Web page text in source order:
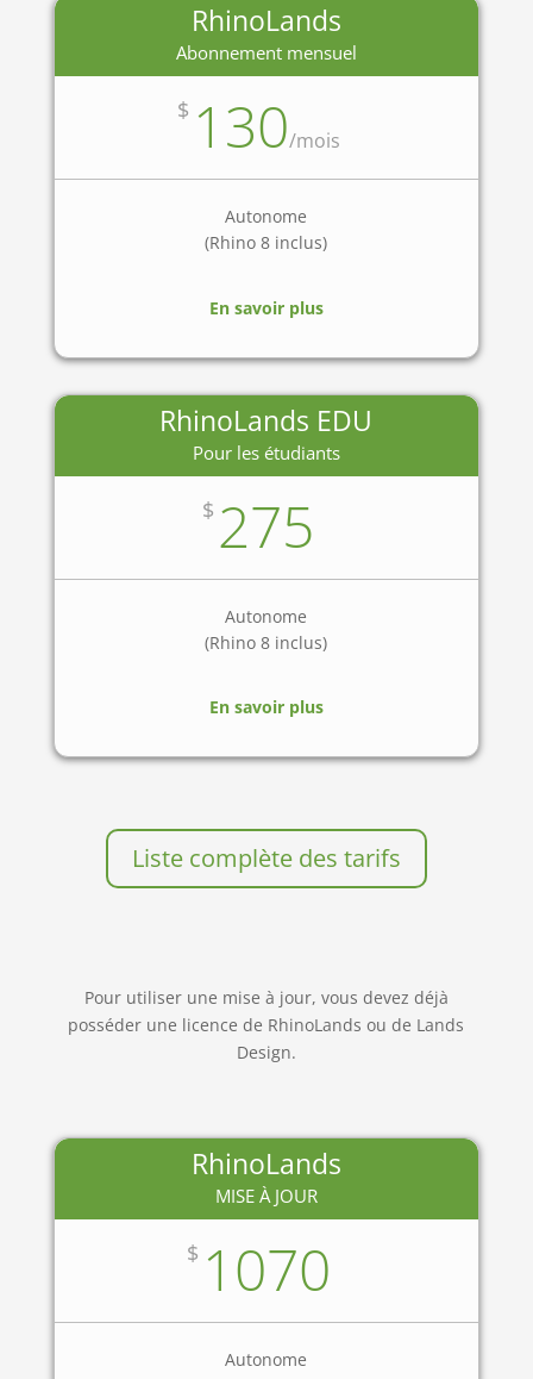
RhinoLands
Abonnement mensuel
$ 130/mois
Autonome
(Rhino 8 inclus)
En savoir plus
RhinoLands EDU
Pour les étudiants
$ 275
Autonome
(Rhino 8 inclus)
En savoir plus
Liste complète des tarifs
Pour utiliser une mise à jour, vous devez déjà
posséder une licence de RhinoLands ou de Lands
Design.
RhinoLands
MISE À JOUR
$ 1070
Autonome